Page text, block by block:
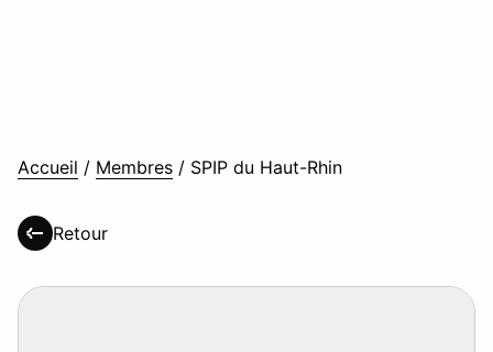
Accueil / Membres / SPIP du Haut-Rhin
Retour